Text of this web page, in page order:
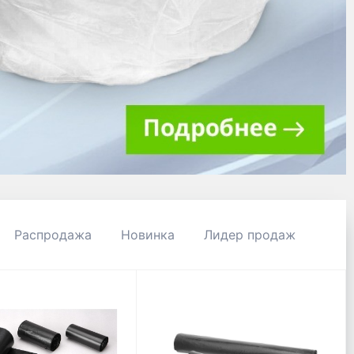
Распродажа Новинка Лидер продаж